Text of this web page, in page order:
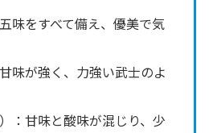
味をすべて備え、優美で気
味が強く、力強い武士のよ
：甘味と酸味が混じり、少